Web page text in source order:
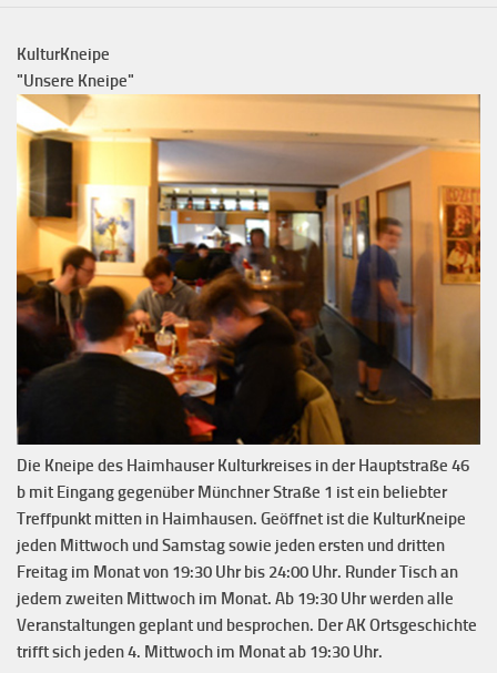
KulturKneipe
"Unsere Kneipe"
Die Kneipe des Haimhauser Kulturkreises in der Hauptstraße 46
b mit Eingang gegenüber Münchner Straße 1 ist ein beliebter
Treffpunkt mitten in Haimhausen. Geöffnet ist die KulturKneipe
jeden Mittwoch und Samstag sowie jeden ersten und dritten
Freitag im Monat von 19:30 Uhr bis 24:00 Uhr. Runder Tisch an
jedem zweiten Mittwoch im Monat. Ab 19:30 Uhr werden alle
Veranstaltungen geplant und besprochen. Der AK Ortsgeschichte
trifft sich jeden 4. Mittwoch im Monat ab 19:30 Uhr.